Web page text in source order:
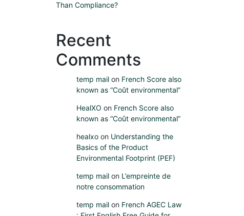
Than Compliance?
Recent
Comments
temp mail on French Score also
known as “Coût environmental”
HealXO on French Score also
known as “Coût environmental”
healxo on Understanding the
Basics of the Product
Environmental Footprint (PEF)
temp mail on L’empreinte de
notre consommation
temp mail on French AGEC Law